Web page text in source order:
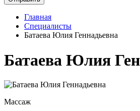
Главная
Специалисты
Батаева Юлия Геннадьевна
Батаева Юлия
Массаж